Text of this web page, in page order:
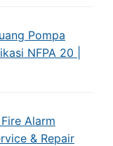
Pompa
NFPA 20 |
Alarm
& Repair